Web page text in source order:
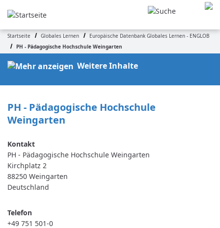
zum
Pfadnavigation
Startseite Globales Lernen
Europäische Datenbank Globales Lernen - ENGLOB
PH - Pädagogische Hochschule Weingarten
Weitere Inhalte
PH - Pädagogische Hochschule
Weingarten
PH - Pädagogische Hochschule Weingarten
Kirchplatz 2
88250 Weingarten
Deutschland
Telefon
+49 751 501-0